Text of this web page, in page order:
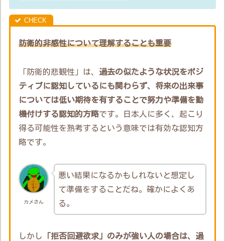
防衛的非感性について理解することも重要
「防衛的悲観性」は、 過去の似たような状況をポジ
ティブに認知しているにも関わらず、将来の出来事
については低い期待を有することで努力や準備を動
機付けする認知的方略です。日本人に多く、起こり
得る可能性を熟考するという意味では有効な認知方
略です。
カメさん
悪い結果になるかもしれないと想定し
て準備をすることだね。確かによくあ
る。
しかし
「拒否回避欲求」のみが強い人の場合は、過